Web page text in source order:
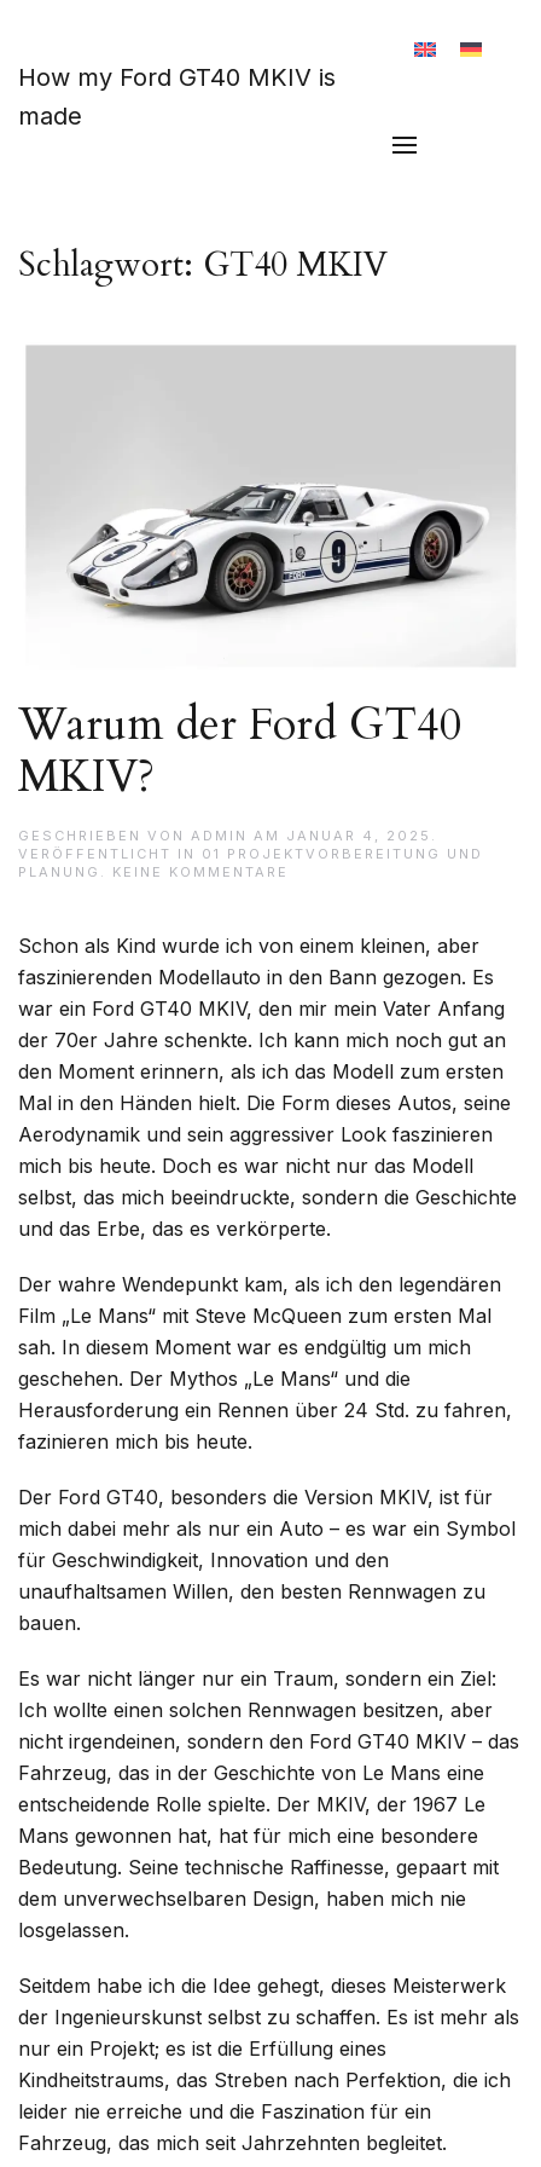
How my Ford GT40 MKIV is
made
Schlagwort: GT40 MKIV
Warum der Ford GT40
MKIV?
GESCHRIEBEN VON ADMIN AM JANUAR 4, 2025
VERÖFFENTLICHT IN 01 PROJEKTVORBEREITUNG UND
PLANUNG
KEINE KOMMENTARE
GT40
Schon als Kind wurde ich von einem kleinen, aber
faszinierenden Modellauto in den Bann gezogen. Es
war ein Ford GT40 MKIV, den mir mein Vater Anfang
der 70er Jahre schenkte. Ich kann mich noch gut an
den Moment erinnern, als ich das Modell zum ersten
Mal in den Händen hielt. Die Form dieses Autos, seine
Aerodynamik und sein aggressiver Look faszinieren
mich bis heute. Doch es war nicht nur das Modell
selbst, das mich beeindruckte, sondern die Geschichte
und das Erbe, das es verkörperte.
Der wahre Wendepunkt kam, als ich den legendären
Film „Le Mans“ mit Steve McQueen zum ersten Mal
sah. In diesem Moment war es endgültig um mich
geschehen. Der Mythos „Le Mans“ und die
Herausforderung ein Rennen über 24 Std. zu fahren,
fazinieren mich bis heute.
Der Ford GT40, besonders die Version MKIV, ist für
mich dabei mehr als nur ein Auto – es war ein Symbol
für Geschwindigkeit, Innovation und den
unaufhaltsamen Willen, den besten Rennwagen zu
bauen.
Es war nicht länger nur ein Traum, sondern ein Ziel:
Ich wollte einen solchen Rennwagen besitzen, aber
nicht irgendeinen, sondern den Ford GT40 MKIV – das
Fahrzeug, das in der Geschichte von Le Mans eine
entscheidende Rolle spielte. Der MKIV, der 1967 Le
Mans gewonnen hat, hat für mich eine besondere
Bedeutung. Seine technische Raffinesse, gepaart mit
dem unverwechselbaren Design, haben mich nie
losgelassen.
Seitdem habe ich die Idee gehegt, dieses Meisterwerk
der Ingenieurskunst selbst zu schaffen. Es ist mehr als
nur ein Projekt; es ist die Erfüllung eines
Kindheitstraums, das Streben nach Perfektion, die ich
leider nie erreiche und die Faszination für ein
Fahrzeug, das mich seit Jahrzehnten begleitet.